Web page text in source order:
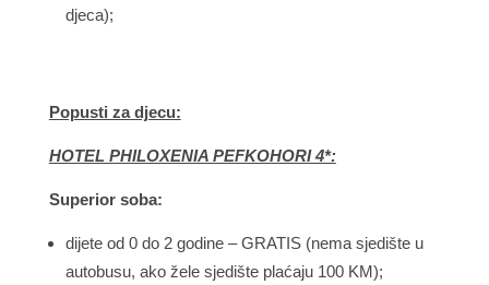
djeca);
Popusti za djecu:
HOTEL PHILOXENIA PEFKOHORI 4*:
Superior soba:
dijete od 0 do 2 godine – GRATIS (nema sjedište u
autobusu, ako žele sjedište plaćaju 100 KM);